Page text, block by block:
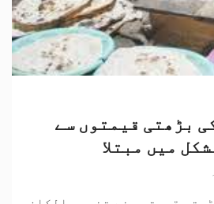
بڑھتی قیمتوں سے
میں مبتلا